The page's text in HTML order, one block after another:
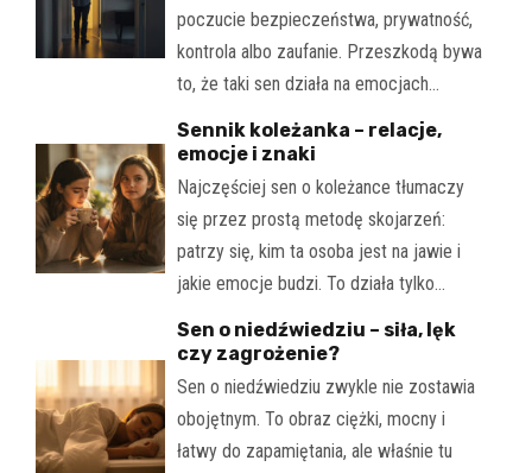
poczucie bezpieczeństwa, prywatność,
kontrola albo zaufanie. Przeszkodą bywa
to, że taki sen działa na emocjach…
Sennik koleżanka – relacje,
emocje i znaki
Najczęściej sen o koleżance tłumaczy
się przez prostą metodę skojarzeń:
patrzy się, kim ta osoba jest na jawie i
jakie emocje budzi. To działa tylko…
Sen o niedźwiedziu – siła, lęk
czy zagrożenie?
Sen o niedźwiedziu zwykle nie zostawia
obojętnym. To obraz ciężki, mocny i
łatwy do zapamiętania, ale właśnie tu